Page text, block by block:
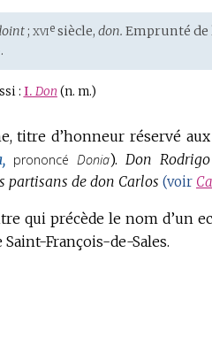
;xvie siècle,don. Emprunté de
: I. Don (n. m.)
titre d’honneur réservé
Prononciation
:
prononcéDonia). Don
partisans de don Carlos (voir
qui précède le nom d’un
Saint-François-de-Sales.